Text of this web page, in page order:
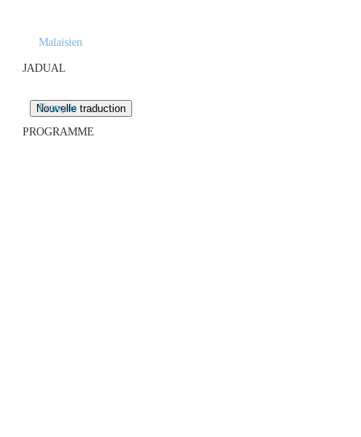
Malaisien
JADUAL
Français
PROGRAMME